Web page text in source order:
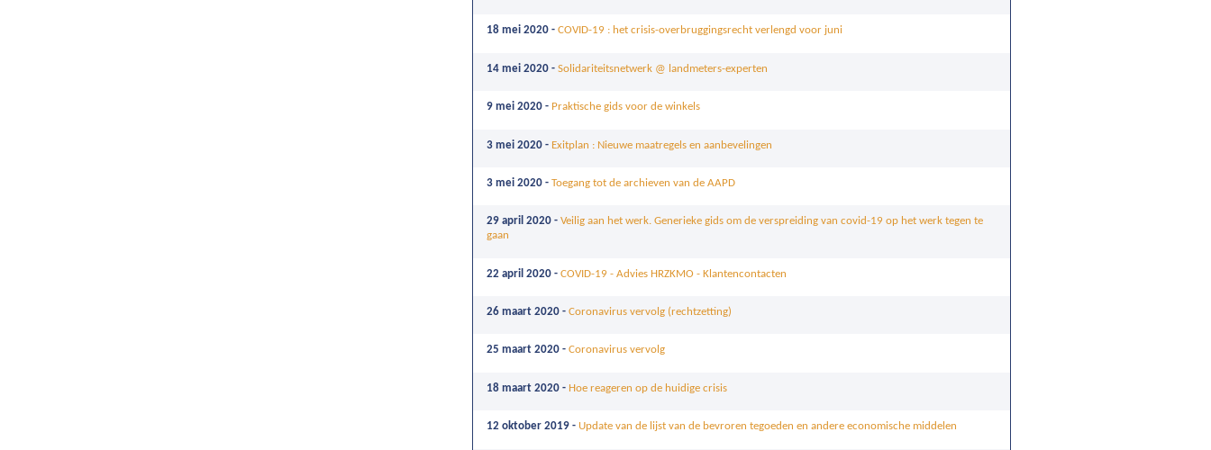
18 mei 2020 - COVID-19 : het crisis-overbruggingsrecht verlengd voor juni
14 mei 2020 - Solidariteitsnetwerk @ landmeters-experten
9 mei 2020 - Praktische gids voor de winkels
3 mei 2020 - Exitplan : Nieuwe maatregels en aanbevelingen
3 mei 2020 - Toegang tot de archieven van de AAPD
29 april 2020 - Veilig aan het werk. Generieke gids om de verspreiding van covid-19 op het werk tegen te
gaan
22 april 2020 - COVID-19 - Advies HRZKMO - Klantencontacten
26 maart 2020 - Coronavirus vervolg (rechtzetting)
25 maart 2020 - Coronavirus vervolg
18 maart 2020 - Hoe reageren op de huidige crisis
12 oktober 2019 - Update van de lijst van de bevroren tegoeden en andere economische middelen